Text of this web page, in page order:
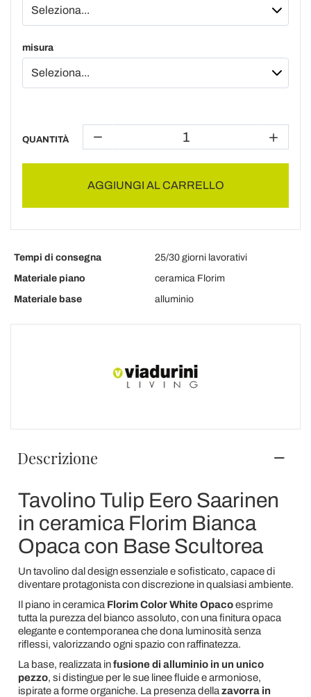
misura
QUANTITÀ
AGGIUNGI AL CARRELLO
Tempi di consegna
25/30 giorni lavorativi
Materiale piano
ceramica Florim
Materiale base
alluminio
Descrizione
Tavolino Tulip Eero Saarinen
in ceramica Florim Bianca
Opaca con Base Scultorea
Un tavolino dal design essenziale e sofisticato, capace di
diventare protagonista con discrezione in qualsiasi ambiente.
Il piano in ceramica Florim Color White Opacoesprime
tutta la purezza del bianco assoluto, con una finitura opaca
elegante e contemporanea che dona luminosità senza
riflessi, valorizzando ogni spazio con raffinatezza.
La base, realizzata infusione di alluminio in un unico
pezzo, si distingue per le sue linee fluide e armoniose,
ispirate a forme organiche. La presenza della zavorra in